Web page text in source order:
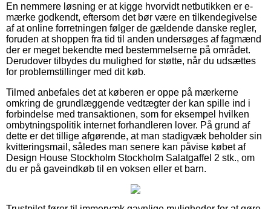
En nemmere løsning er at kigge hvorvidt netbutikken er e-
mærke godkendt, eftersom det bør være en tilkendegivelse
af at online forretningen følger de gældende danske regler,
foruden at shoppen fra tid til anden undersøges af fagmænd
der er meget bekendte med bestemmelserne på området.
Derudover tilbydes du mulighed for støtte, når du udsættes
for problemstillinger med dit køb.
Tilmed anbefales det at køberen er oppe på mærkerne
omkring de grundlæggende vedtægter der kan spille ind i
forbindelse med transaktionen, som for eksempel hvilken
ombytningspolitik internet forhandleren lover. På grund af
dette er det tillige afgørende, at man stadigvæk beholder sin
kvitteringsmail, således man senere kan påvise købet af
Design House Stockholm Stockholm Salatgaffel 2 stk., om
du er på gaveindkøb til en voksen eller et barn.